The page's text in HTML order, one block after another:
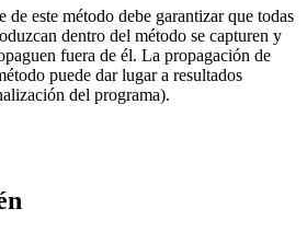
este método debe garantizar que todas
dentro del método se capturen y
fuera de él. La propagación de
puede dar lugar a resultados
del programa).